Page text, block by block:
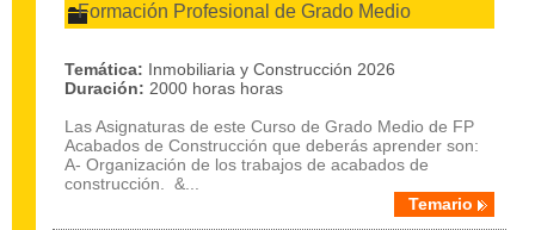
Formación Profesional de Grado Medio
Temática: Inmobiliaria y Construcción 2026
Duración: 2000 horas horas
Las Asignaturas de este Curso de Grado Medio de FP
Acabados de Construcción que deberás aprender son:
A- Organización de los trabajos de acabados de
construcción. &...
Temario